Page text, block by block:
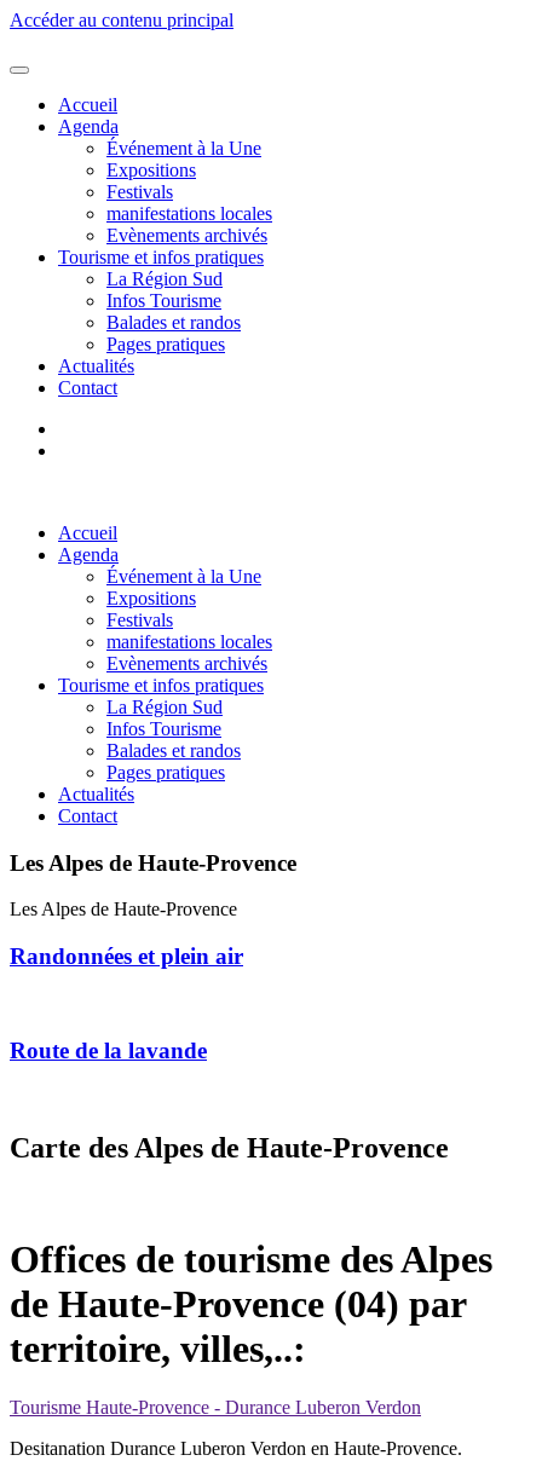
Accéder au contenu principal
Accueil
Agenda
Événement à la Une
Expositions
Festivals
manifestations locales
Evènements archivés
Tourisme et infos pratiques
La Région Sud
Infos Tourisme
Balades et randos
Pages pratiques
Actualités
Contact
Accueil
Agenda
Événement à la Une
Expositions
Festivals
manifestations locales
Evènements archivés
Tourisme et infos pratiques
La Région Sud
Infos Tourisme
Balades et randos
Pages pratiques
Actualités
Contact
Les Alpes de Haute-Provence
Les Alpes de Haute-Provence
Randonnées et plein air
Route de la lavande
Carte des Alpes de Haute-Provence
Offices de tourisme des Alpes
de Haute-Provence (04) par
territoire, villes,..:
Tourisme Haute-Provence - Durance Luberon Verdon
Desitanation Durance Luberon Verdon en Haute-Provence.